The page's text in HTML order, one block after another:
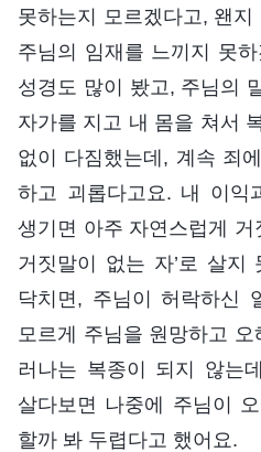
못하는지 모르겠다고, 왠
주님의 임재를 느끼지 못
성경도 많이 봤고, 주님의
자가를 지고 내 몸을 쳐서
없이 다짐했는데, 계속 죄
하고 괴롭다고요. 내 이익
생기면 아주 자연스럽게 거
거짓말이 없는 자’로 살지
닥치면, 주님이 허락하신
모르게 주님을 원망하고
러나는 복종이 되지 않는
살다보면 나중에 주님이
할까 봐 두렵다고 했어요.